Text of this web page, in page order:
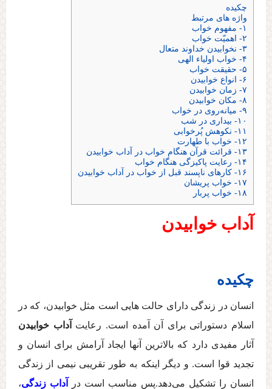
چکیده
واژه های مرتبط
۱- مفهوم خواب
۲- اهمیّت خواب
۳- نخوابیدن خداوند متعال
۴- خواب اولیاء الهی
۵- حقیقت خواب
۶- انواع خوابیدن
۷- زمان خوابیدن
۸- مکان خوابیدن
۹- میانه‌روی در خواب
۱۰- بیداری در شب
۱۱- نکوهش پُرخوابی
۱۲- خواب با طهارت
۱۳- قرائت قرآن هنگام خواب در آداب خوابیدن
۱۴- رعایت پاکیزگی هنگام خواب
۱۶- کارهای ناپسند قبل از خواب در آداب خوابیدن
۱۷- خواب پریشان
۱۸- خواب پربار
آداب خوابیدن
چکیده
انسان در زندگی دارای حالت هایی است مثل خوابیدن، که در
اسلام دستوراتی برای آن آمده است. رعایت
آداب خوابیدن
آثار مفیدی دارد که بالاترین آنها ایجاد آرامش برای انسان و
تجدید قوا است. و دیگر اینکه به طور تقریبی نیمی از زندگی
انسان را تشکیل می‌دهد.پس مناسب است در
آداب زندگی،